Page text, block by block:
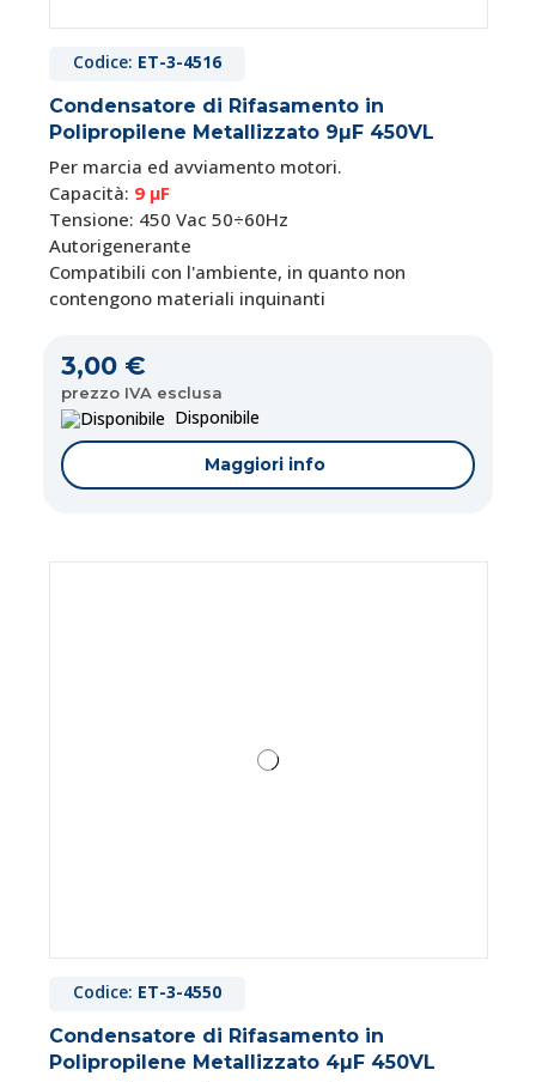
Codice: ET-3-4516
Condensatore di Rifasamento in
Polipropilene Metallizzato 9µF 450VL
Per marcia ed avviamento motori.
Capacità: 9 μF
Tensione: 450 Vac 50÷60Hz
Autorigenerante
Compatibili con l'ambiente, in quanto non
contengono materiali inquinanti
3,00 €
prezzo IVA esclusa
Disponibile
Maggiori info
Codice: ET-3-4550
Condensatore di Rifasamento in
Polipropilene Metallizzato 4µF 450VL